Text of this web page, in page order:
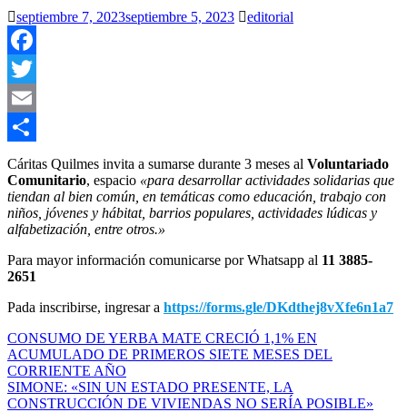
septiembre 7, 2023septiembre 5, 2023 editorial
Facebook
Twitter
Email
Compartir
Cáritas Quilmes invita a sumarse durante 3 meses al Voluntariado
Comunitario, espacio «para desarrollar actividades solidarias que
tiendan al bien común, en temáticas como educación, trabajo con
niños, jóvenes y hábitat, barrios populares, actividades lúdicas y
alfabetización, entre otros.»
Para mayor información comunicarse por Whatsapp al 11 3885-
2651
Pada inscribirse, ingresar a https://forms.gle/DKdthej8vXfe6n1a7
Navegación
de
entradas
CONSUMO DE YERBA MATE CRECIÓ 1,1% EN
ACUMULADO DE PRIMEROS SIETE MESES DEL
CORRIENTE AÑO
SIMONE: «SIN UN ESTADO PRESENTE, LA
CONSTRUCCIÓN DE VIVIENDAS NO SERÍA POSIBLE»